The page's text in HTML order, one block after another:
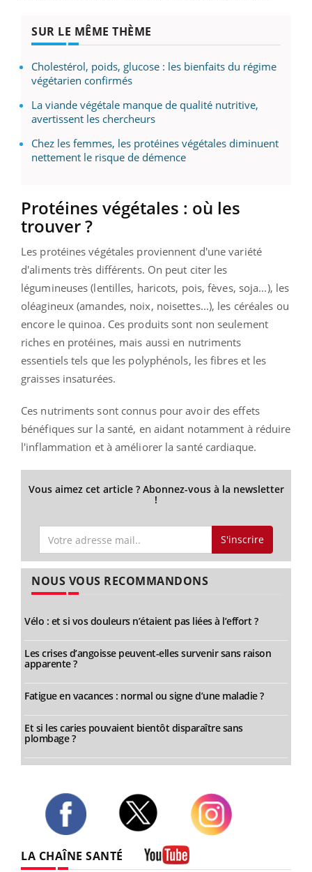
SUR LE MÊME THÈME
Cholestérol, poids, glucose : les bienfaits du régime
végétarien confirmés
La viande végétale manque de qualité nutritive,
avertissent les chercheurs
Chez les femmes, les protéines végétales diminuent
nettement le risque de démence
Protéines végétales : où les
trouver ?
Les protéines végétales proviennent d'une variété
d'aliments très différents. On peut citer les
légumineuses(lentilles, haricots, pois, fèves, soja...), les
oléagineux(amandes, noix, noisettes...), les céréales ou
encore le quinoa. Ces produits sont non seulement
riches en protéines, mais aussi en nutriments
essentiels tels que les polyphénols, les fibres et les
graisses insaturées.
Ces nutriments sont connus pour avoir des effets
bénéfiques sur la santé, en aidant notamment à réduire
l'inflammation et à améliorer la santé cardiaque.
Vous aimez cet article ? Abonnez-vous à la newsletter
!
S'inscrire
NOUS VOUS RECOMMANDONS
Vélo : et si vos douleurs n’étaient pas liées à l’effort ?
Les crises d’angoisse peuvent-elles survenir sans raison
apparente ?
Fatigue en vacances : normal ou signe d’une maladie ?
Et si les caries pouvaient bientôt disparaître sans
plombage ?
LA CHAÎNE SANTÉ